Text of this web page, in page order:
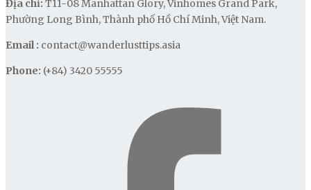
Địa chỉ: T11-08 Manhattan Glory, Vinhomes Grand Park,
Phường Long Bình, Thành phố Hồ Chí Minh, Việt Nam.
Email : contact@wanderlusttips.asia
Phone: (+84) 3420 55555